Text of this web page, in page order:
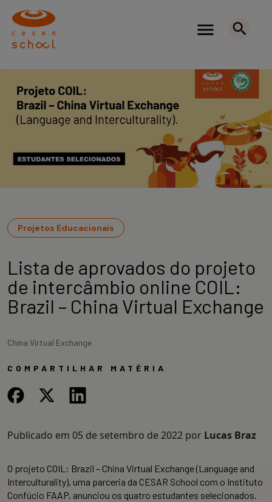
Projetos Educacionais
Lista de aprovados do projeto
de intercâmbio online COIL:
Brazil – China Virtual Exchange
China Virtual Exchange
COMPARTILHAR MATÉRIA
Publicado em 05 de setembro de 2022 por Lucas Braz
O projeto COIL: Brazil – China Virtual Exchange (Language and
Interculturality), uma parceria da CESAR School com o Instituto
Confúcio FAAP, anunciou os quatro estudantes selecionados.